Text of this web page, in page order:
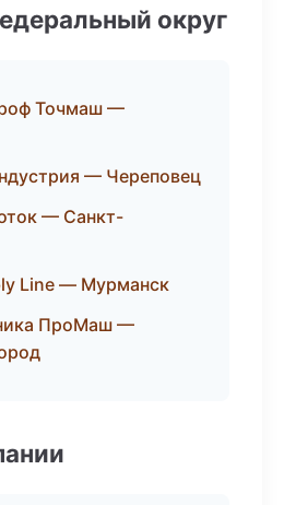
округ
Точмаш —
— Череповец
— Санкт-
Line — Мурманск
ПроМаш —